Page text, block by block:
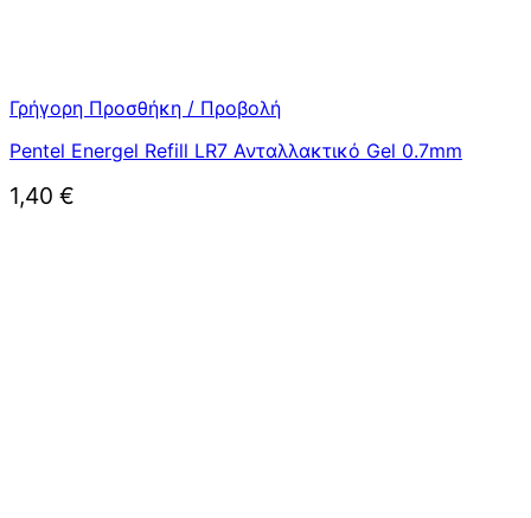
Γρήγορη Προσθήκη / Προβολή
Pentel Energel Refill LR7 Ανταλλακτικό Gel 0.7mm
1,40 €